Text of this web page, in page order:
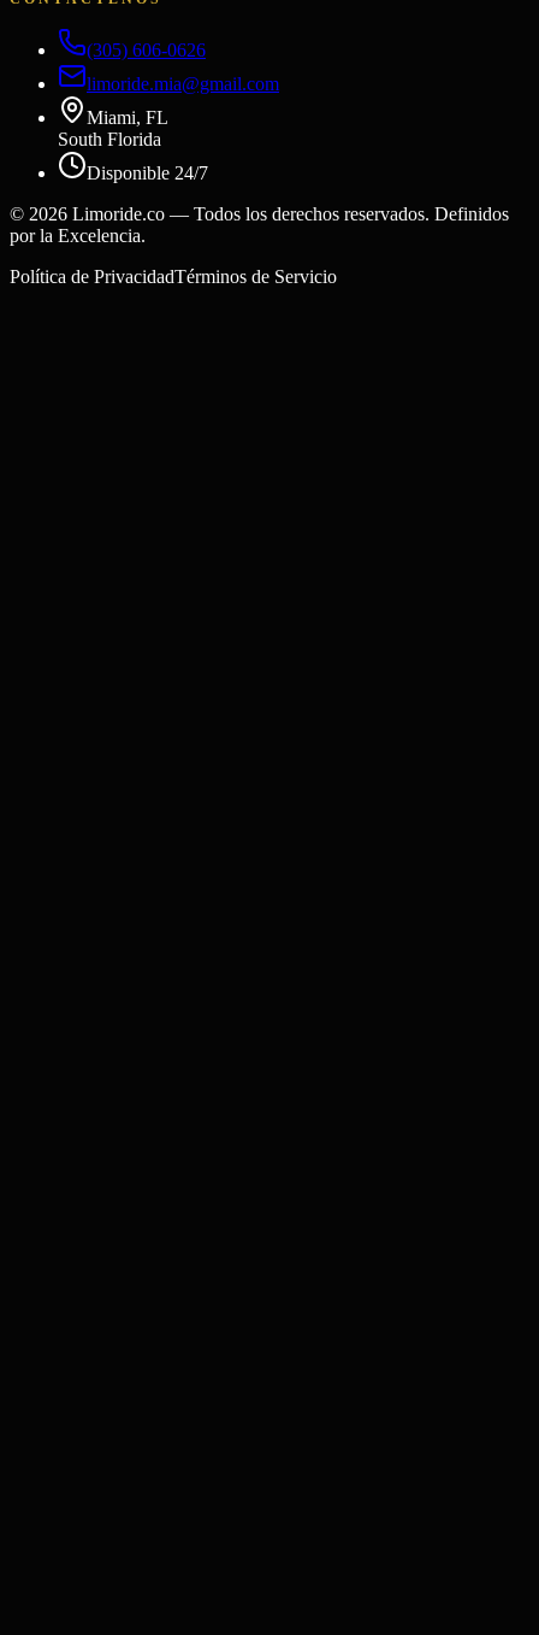
(305) 606-0626
limoride.mia@gmail.com
Miami, FL
South Florida
Disponible 24/7
© 2026 Limoride.co — Todos los derechos reservados. Definidos
por la Excelencia.
Política de PrivacidadTérminos de Servicio